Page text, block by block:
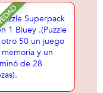
piezas).